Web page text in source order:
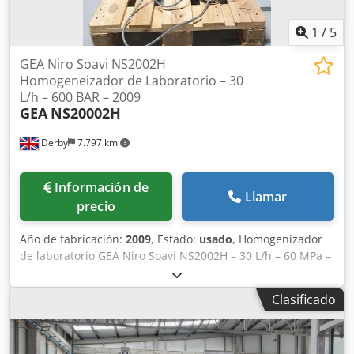
1 / 5
Derby 7.797 km
GEA Niro Soavi NS2002H
Homogeneizador de Laboratorio – 30
L/h – 600 BAR – 2009
GEA NS20002H
Información de
precio
Llamar
Año de fabricación: 2009, Estado: usado, Homogenizador
de laboratorio GEA Niro Soavi NS2002H – 30 L/h – 60 MPa –
2009 El homogeneizador de laboratorio compacto de alta
presión GEA Niro Soavi NS2002H está diseñado para I+D,
pruebas piloto y producción a pequeña escala. Esta
unidad de 2009 está en muy buenas condiciones y ofrece
una capacidad de procesamiento de hasta 30 L/h (30
Clasificado